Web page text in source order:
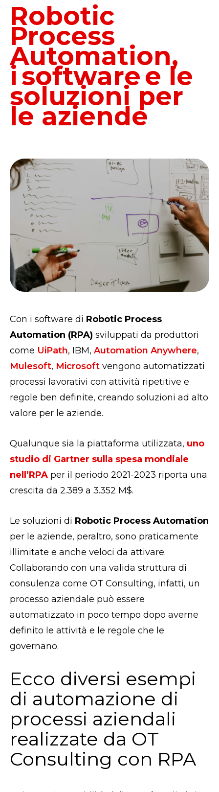
Robotic
Process
Automation,
i software e le
soluzioni per
le aziende
Con i software di Robotic Process
Automation (RPA) sviluppati da produttori
come UiPath, IBM, Automation Anywhere,
Mulesoft, Microsoft vengono automatizzati
processi lavorativi con attività ripetitive e
regole ben definite, creando soluzioni ad alto
valore per le aziende.
Qualunque sia la piattaforma utilizzata, uno
studio di Gartner sulla spesa mondiale
nell’RPA per il periodo 2021-2023 riporta una
crescita da 2.389 a 3.352 M$.
Le soluzioni di Robotic Process Automation
per le aziende, peraltro, sono praticamente
illimitate e anche veloci da attivare.
Collaborando con una valida struttura di
consulenza come OT Consulting, infatti, un
processo aziendale può essere
automatizzato in poco tempo dopo averne
definito le attività e le regole che le
governano.
Ecco diversi esempi
di automazione di
processi aziendali
realizzate da OT
Consulting con RPA